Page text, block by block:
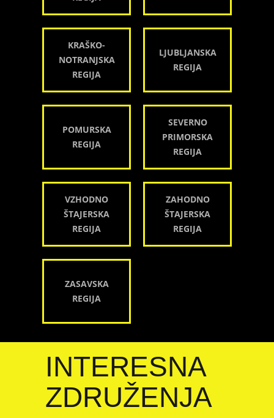
KRAŠKO-
NOTRANJSKA
REGIJA
LJUBLJANSKA
REGIJA
POMURSKA
REGIJA
SEVERNO
PRIMORSKA
REGIJA
VZHODNO
ŠTAJERSKA
REGIJA
ZAHODNO
ŠTAJERSKA
REGIJA
ZASAVSKA
REGIJA
INTERESNA
ZDRUŽENJA